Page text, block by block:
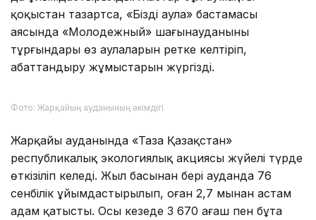
қоқыстан тазартса, «Біздің аула» бастамасы
аясында «Молодежный» шағынауданының
тұрғындары өз аулаларын ретке келтіріп,
абаттандыру жұмыстарын жүргізді.
Фото: Жарқайың ауданының әкімдігі
Жарқайың ауданында «Таза Қазақстан»
республикалық экологиялық акциясы жүйелі түрде
өткізіліп келеді. Жыл басынан бері ауданда 76
сенбілік ұйымдастырылып, оған 2,7 мыңнан астам
адам қатысты. Осы кезеңде 3 670 ағаш пен бұта